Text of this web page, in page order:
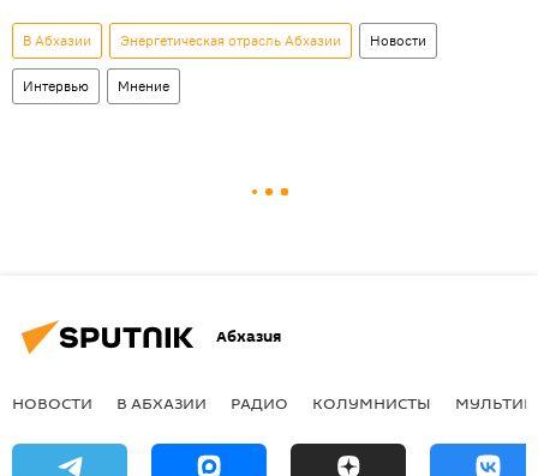
В Абхазии Энергетическая отрасль Абхазии Новости
Интервью Мнение
Абхазия
НОВОСТИ В АБХАЗИИ РАДИО КОЛУМНИСТЫ